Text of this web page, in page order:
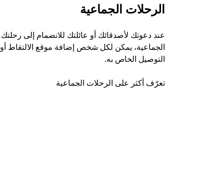
الرحلات الجماعية
عند دعوتك لأصدقائك أو عائلتك للانضمام إلى رحلتك
الجماعية، يمكن لكل شخص إضافة موقع الالتقاط أو
التوصيل الخاص به.
تعرّف أكثر على الرحلات الجماعية